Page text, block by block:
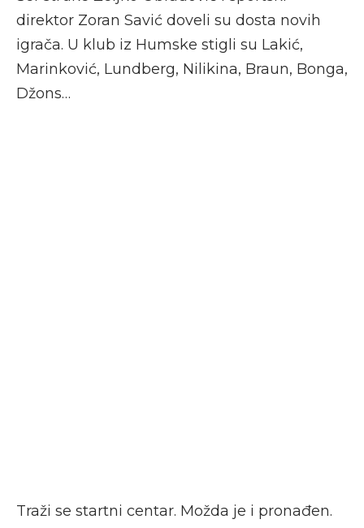
direktor Zoran Savić doveli su dosta novih
igrača. U klub iz Humske stigli su Lakić,
Marinković, Lundberg, Nilikina, Braun, Bonga,
Džons…
Traži se startni centar. Možda je i pronađen.